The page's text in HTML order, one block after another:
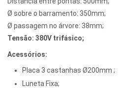
Ø sobre o barramento: 350mm;
Ø passagem no árvore: 38mm;
Tensão: 380V trifásico;
Acessórios:
Placa 3 castanhas Ø200mm ;
Luneta Fixa;